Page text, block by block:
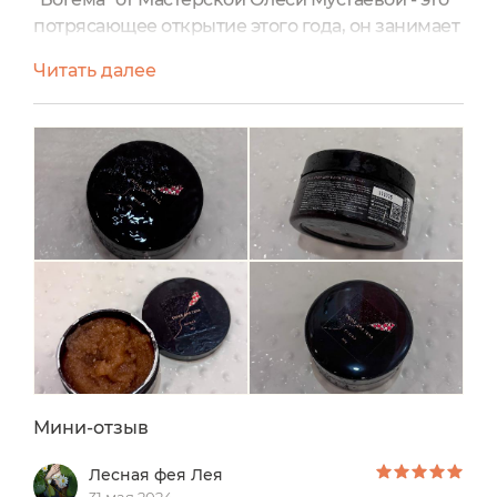
потрясающее открытие этого года, он занимает
линейка Она Иная & Sochi Fashion Week стала
прорывом в натуральной косметике и мой
личный критик аплодирует Чем же так удивил
скраб? Казалось бы, ну что же, скрабов не было
до этого? Но это творение что-то невероятное:...
Читать далее
Мини-отзыв
Лесная фея Лея